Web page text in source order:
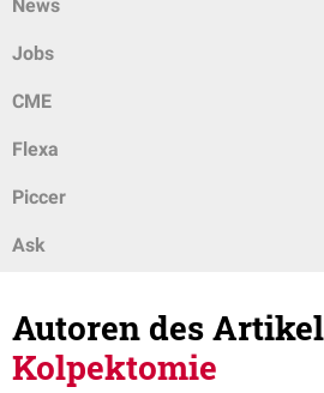
News
Jobs
CME
Flexa
Piccer
Ask
Autoren des
Kolpektomie